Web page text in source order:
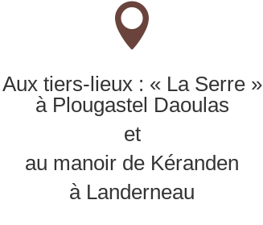

Aux tiers-lieux : « La Serre »
à Plougastel Daoulas
et
au manoir de Kéranden
à Landerneau